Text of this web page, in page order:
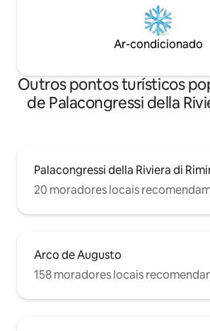
Ar-condicionado
Outros pontos turísticos
de Palacongressi della
Palacongressi della Riviera di
20 moradores locais
Arco de Augusto
158 moradores locais